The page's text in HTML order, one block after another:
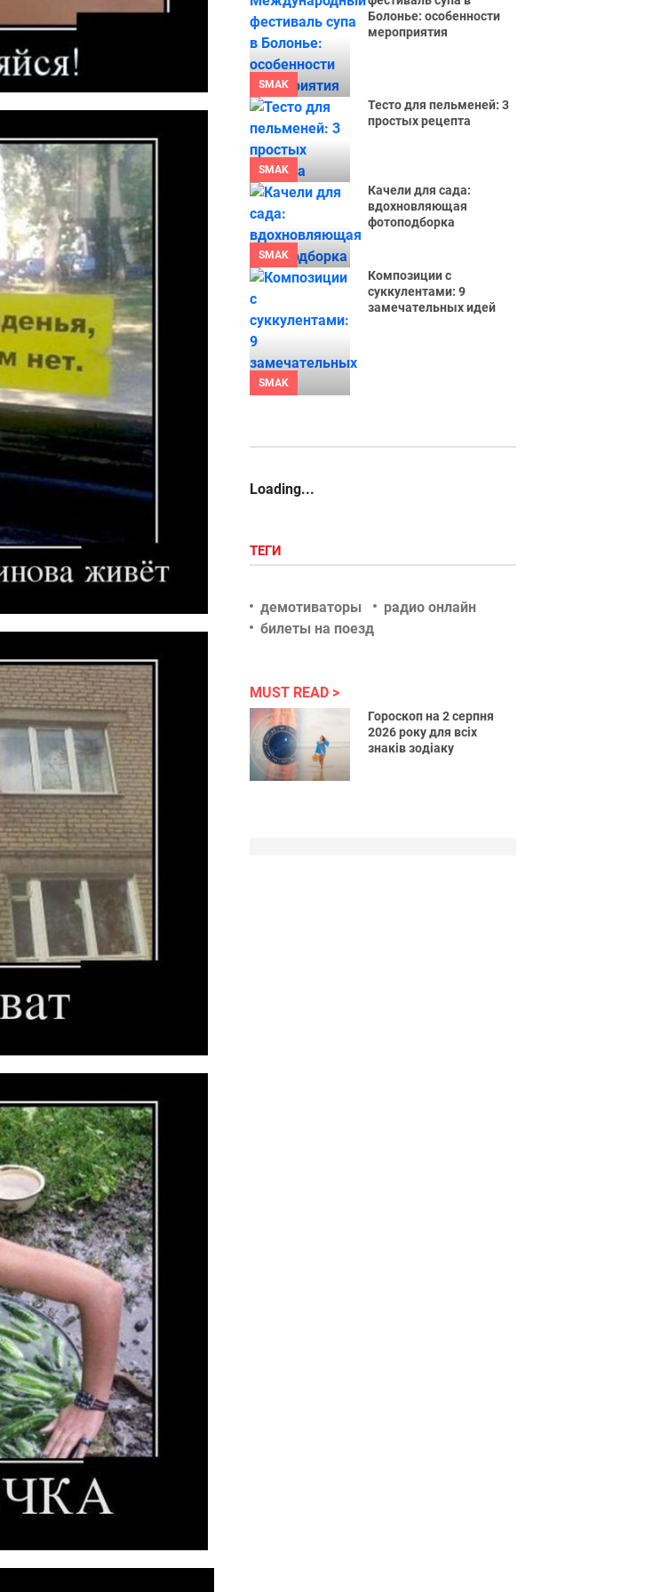
SMAK
Болонье: особенности
мероприятия
SMAK
Тесто для пельменей: 3
простых рецепта
SMAK
Качели для сада:
вдохновляющая
фотоподборка
SMAK
Композиции с
суккулентами: 9
замечательных идей
Loading...
ТЕГИ
демотиваторы
радио онлайн
билеты на поезд
MUST READ
Гороскоп на 2 серпня
2026 року для всіх
знаків зодіаку